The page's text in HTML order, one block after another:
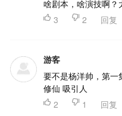
啥剧本，啥演技啊？
 3  2 回复
游客
要不是杨洋帅，第一
修仙 吸引人
 2  1 回复